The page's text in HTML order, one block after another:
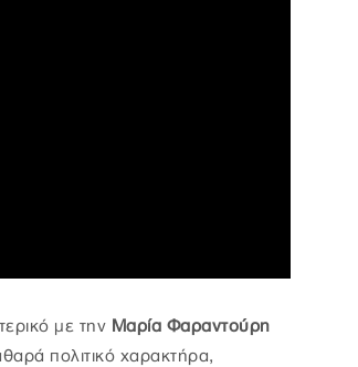
με την Μαρία Φαραντούρη
πολιτικό χαρακτήρα,